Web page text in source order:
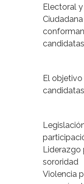
Electoral
El
Liderazgo
sororidad
Violencia